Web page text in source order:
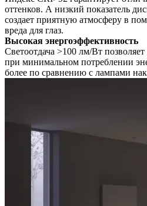
оттенков. А низкий показатель
создает приятную атмосферу в
вреда для глаз.
Высокая энергоэффективность
Светоотдача >100 лм/Вт
при минимальном потреблении
более по сравнению с лампами